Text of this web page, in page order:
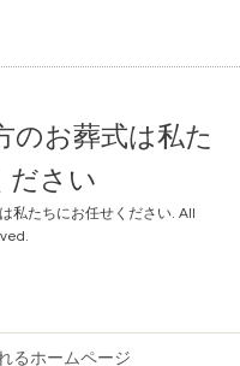
のお葬式は私た
ださい
私たちにお任せください. All
るホームページ